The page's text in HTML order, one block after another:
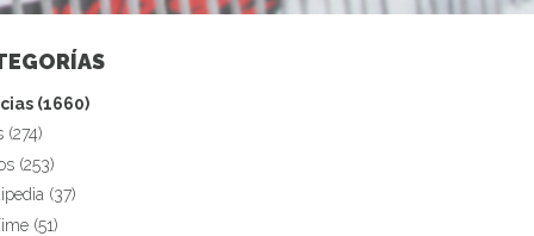
(1660)
(274)
(253)
(37)
(51)